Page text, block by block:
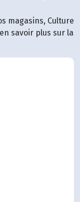
magasins, Culture
savoir plus sur la